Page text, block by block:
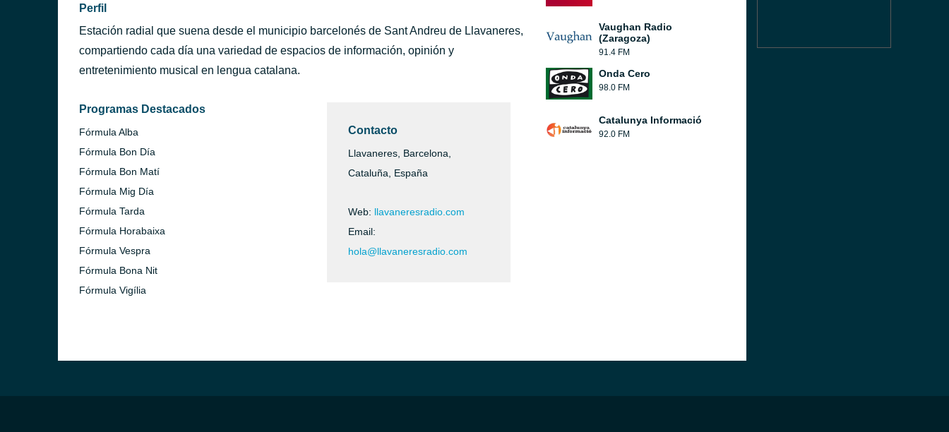
Shawn Mendes
Mi Enfermedad
Perfil
Estación radial que suena desde el municipio barcelonés de Sant Andreu de Llavaneres,
compartiendo cada día una variedad de espacios de información, opinión y
entretenimiento musical en lengua catalana.
Programas Destacados
Fórmula Alba
Fórmula Bon Día
Fórmula Bon Matí
Fórmula Mig Día
Fórmula Tarda
Fórmula Horabaixa
Fórmula Vespra
Fórmula Bona Nit
Fórmula Vigília
Contacto
Llavaneres, Barcelona,
Cataluña, España
Web: llavaneresradio.com
Email:
hola@llavaneresradio.com
Vaughan Radio
(Zaragoza)
91.4 FM
Onda Cero
98.0 FM
Catalunya Informació
92.0 FM